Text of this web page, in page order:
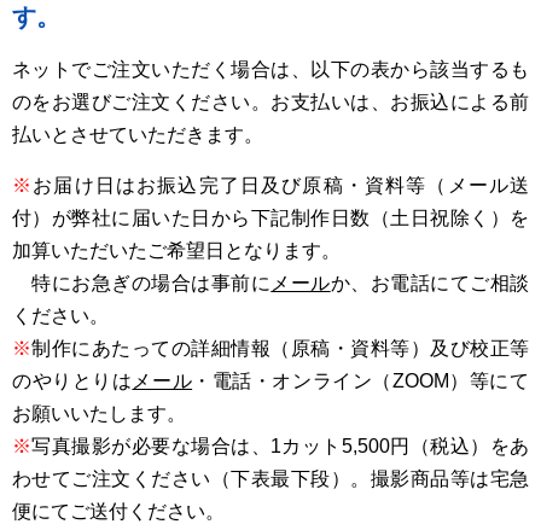
す。
ネットでご注文いただく場合は、以下の表から該当するも
のをお選びご注文ください。お支払いは、お振込による前
払いとさせていただきます。
※ お届け日はお振込完了日及び原稿・資料等（メール送
付）が弊社に届いた日から下記制作日数（土日祝除く）を
加算いただいたご希望日となります。
特にお急ぎの場合は事前に メールか、お電話にてご相談
ください。
※制作にあたっての詳細情報（原稿・資料等）及び校正等
のやりとりは メール ・電話・オンライン（ZOOM）等にて
お願いいたします。
※写真撮影が必要な場合は、1カット5,500円（税込）をあ
わせてご注文ください（下表最下段）。撮影商品等は宅急
便にてご送付ください。